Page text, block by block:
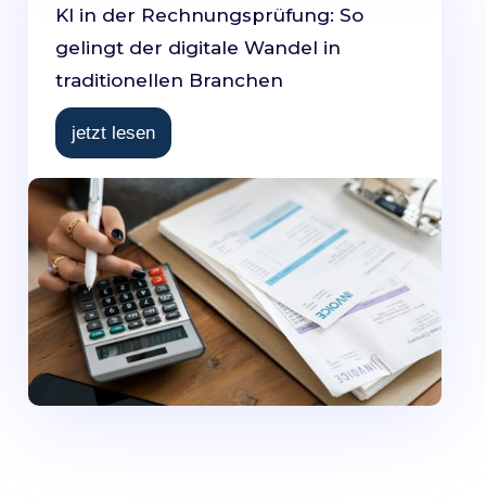
KI in der Rechnungsprüfung: So
gelingt der digitale Wandel in
traditionellen Branchen
jetzt lesen